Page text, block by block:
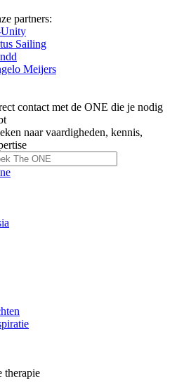
partners:
Sailing
Meijers
contact met de ONE die je nodig
naarvaardigheden, kennis,
therapie